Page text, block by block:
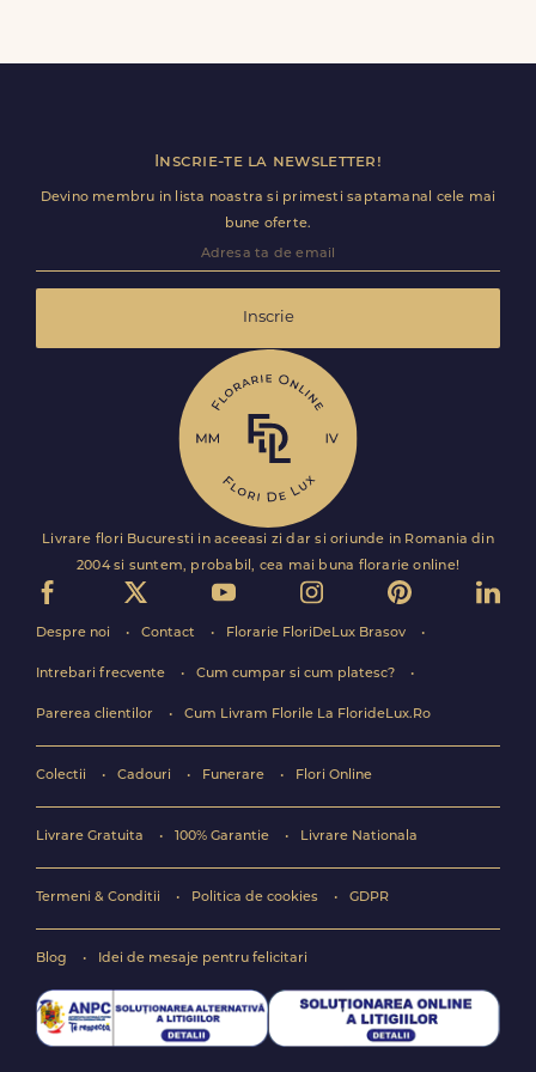
disponibile. Florile sunt livrate rapid, direct de curierii
Inscrie-te la newsletter!
Devino membru in lista noastra si primesti saptamanal cele mai
bune oferte.
Inscrie
Livrare flori Bucuresti in aceeasi zi dar si oriunde in Romania din
2004 si suntem, probabil, cea mai buna florarie online!
Despre noi Contact Florarie FloriDeLux Brasov
Intrebari frecvente Cum cumpar si cum platesc?
Parerea clientilor Cum Livram Florile La FlorideLux.Ro
Colectii Cadouri Funerare Flori Online
Livrare Gratuita 100% Garantie Livrare Nationala
Termeni & Conditii Politica de cookies GDPR
Blog Idei de mesaje pentru felicitari